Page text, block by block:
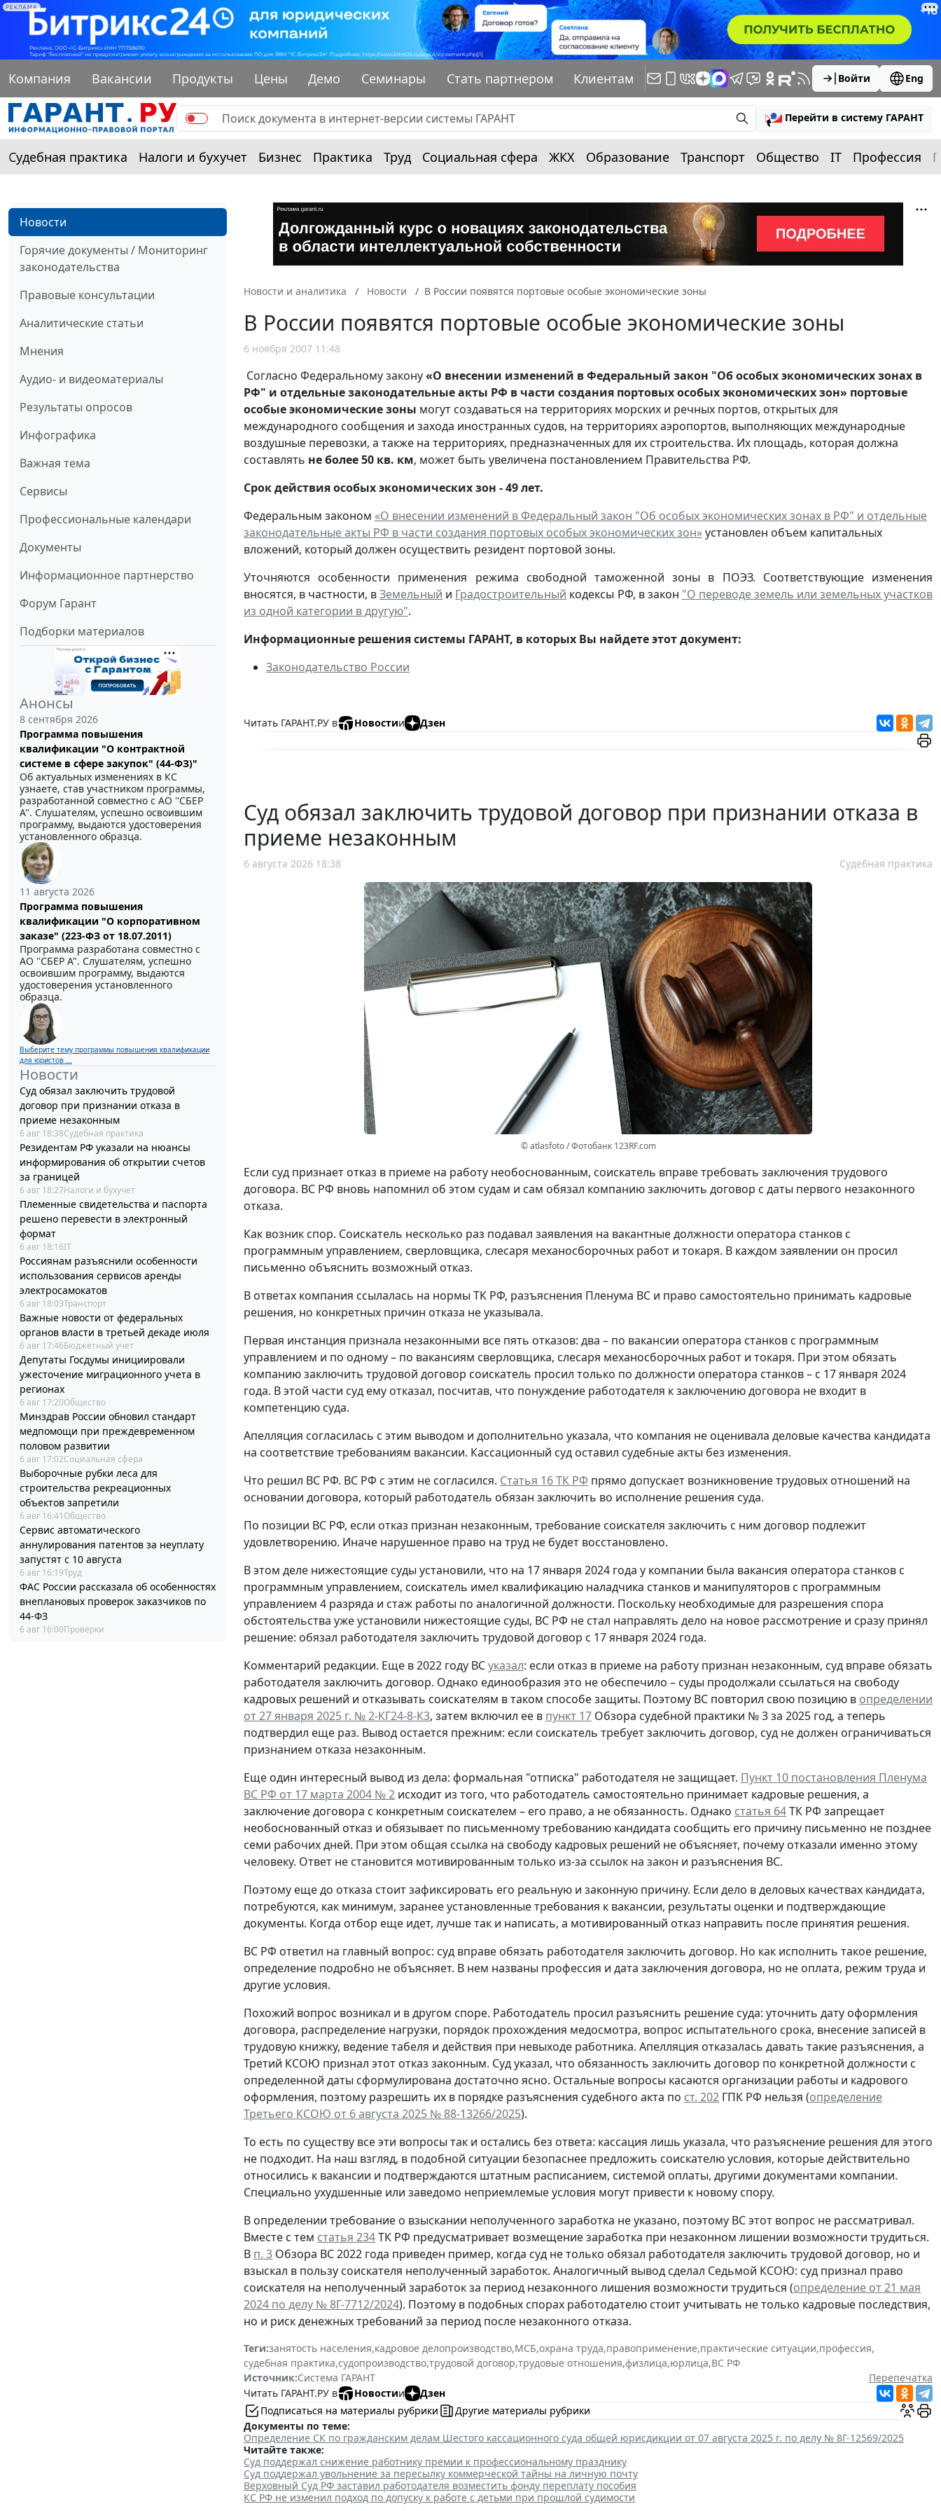
РЕКЛАМА
Компания Вакансии Продукты Цены Демо Семинары Стать партнером Клиентам Войти Eng
Перейти в систему ГАРАНТ
Судебная практика Налоги и бухучет Бизнес Практика Труд Социальная сфера ЖКХ Образование Транспорт Общество IT Профессия
Новости
Горячие документы / Мониторинг
законодательства
Правовые консультации
Аналитические статьи
Мнения
Аудио- и видеоматериалы
Результаты опросов
Инфографика
Важная тема
Сервисы
Профессиональные календари
Документы
Информационное партнерство
Форум Гарант
Подборки материалов
Анонсы
8 сентября 2026
Программа повышения
квалификации "О контрактной
системе в сфере закупок" (44-ФЗ)"
Об актуальных изменениях в КС
узнаете, став участником программы,
разработанной совместно с АО ''СБЕР
А". Слушателям, успешно освоившим
программу, выдаются удостоверения
установленного образца.
11 августа 2026
Программа повышения
квалификации "О корпоративном
заказе" (223-ФЗ от 18.07.2011)
Программа разработана совместно с
АО ''СБЕР А". Слушателям, успешно
освоившим программу, выдаются
удостоверения установленного
образца.
Выберите тему программы повышения квалификации
для юристов ...
Новости
Суд обязал заключить трудовой
договор при признании отказа в
приеме незаконным
6 авг 18:38Судебная практика
Резидентам РФ указали на нюансы
информирования об открытии счетов
за границей
6 авг 18:27Налоги и бухучет
Племенные свидетельства и паспорта
решено перевести в электронный
формат
6 авг 18:16IT
Россиянам разъяснили особенности
использования сервисов аренды
электросамокатов
6 авг 18:03Транспорт
Важные новости от федеральных
органов власти в третьей декаде июля
6 авг 17:46Бюджетный учет
Депутаты Госдумы инициировали
ужесточение миграционного учета в
регионах
6 авг 17:20Общество
Минздрав России обновил стандарт
медпомощи при преждевременном
половом развитии
6 авг 17:02Социальная сфера
Выборочные рубки леса для
строительства рекреационных
объектов запретили
6 авг 16:41 Общество
Сервис автоматического
аннулирования патентов за неуплату
запустят с 10 августа
6 авг 16:19Труд
ФАС России рассказала об особенностях
внеплановых проверок заказчиков по
44-ФЗ
6 авг 16:00Проверки
Новости и аналитика Новости В России появятся портовые особые экономические зоны
В России появятся портовые особые экономические зоны
6 ноября 2007 11:48
Согласно Федеральному закону«О внесении изменений в Федеральный закон "Об особых экономических зонах в
РФ" и отдельные законодательные акты РФ в части создания портовых особых экономических зон» портовые
особые экономические зоны могут создаваться на территориях морских и речных портов, открытых для
международного сообщения и захода иностранных судов, на территориях аэропортов, выполняющих международные
воздушные перевозки, а также на территориях, предназначенных для их строительства. Их площадь, которая должна
составлять не более 50 кв. км, может быть увеличена постановлением Правительства РФ.
Срок действия особых экономических зон - 49 лет.
Федеральным законом «О внесении изменений в Федеральный закон "Об особых экономических зонах в РФ" и отдельные
законодательные акты РФ в части создания портовых особых экономических зон»установлен объем капитальных
вложений, который должен осуществить резидент портовой зоны.
Уточняются особенности применения режима свободной таможенной зоны в ПОЭЗ. Соответствующие изменения
вносятся, в частности, вЗемельный и Градостроительный кодексы РФ, в закон "О переводе земель или земельных участков
из одной категории в другую".
Информационные решения системы ГАРАНТ, в которых Вы найдете этот документ:
Законодательство России
Читать ГАРАНТ.РУ в Новостии Дзен
Суд обязал заключить трудовой договор при признании отказа в
приеме незаконным
6 августа 2026 18:38 Судебная практика
© atlasfoto / Фотобанк 123RF.com
Если суд признает отказ в приеме на работу необоснованным, соискатель вправе требовать заключения трудового
договора. ВС РФ вновь напомнил об этом судам и сам обязал компанию заключить договор с даты первого незаконного
отказа.
Как возник спор. Соискатель несколько раз подавал заявления на вакантные должности оператора станков с
программным управлением, сверловщика, слесаря механосборочных работ и токаря. В каждом заявлении он просил
письменно объяснить возможный отказ.
В ответах компания ссылалась на нормы ТК РФ, разъяснения Пленума ВС и право самостоятельно принимать кадровые
решения, но конкретных причин отказа не указывала.
Первая инстанция признала незаконными все пять отказов: два – по вакансии оператора станков с программным
управлением и по одному – по вакансиям сверловщика, слесаря механосборочных работ и токаря. При этом обязать
компанию заключить трудовой договор соискатель просил только по должности оператора станков – с 17 января 2024
года. В этой части суд ему отказал, посчитав, что понуждение работодателя к заключению договора не входит в
компетенцию суда.
Апелляция согласилась с этим выводом и дополнительно указала, что компания не оценивала деловые качества кандидата
на соответствие требованиям вакансии. Кассационный суд оставил судебные акты без изменения.
Что решил ВС РФ. ВС РФ с этим не согласился. Статья 16 ТК РФ прямо допускает возникновение трудовых отношений на
основании договора, который работодатель обязан заключить во исполнение решения суда.
По позиции ВС РФ, если отказ признан незаконным, требование соискателя заключить с ним договор подлежит
удовлетворению. Иначе нарушенное право на труд не будет восстановлено.
В этом деле нижестоящие суды установили, что на 17 января 2024 года у компании была вакансия оператора станков с
программным управлением, соискатель имел квалификацию наладчика станков и манипуляторов с программным
управлением 4 разряда и стаж работы по аналогичной должности. Поскольку необходимые для разрешения спора
обстоятельства уже установили нижестоящие суды, ВС РФ не стал направлять дело на новое рассмотрение и сразу принял
решение: обязал работодателя заключить трудовой договор с 17 января 2024 года.
Комментарий редакции. Еще в 2022 году ВСуказал: если отказ в приеме на работу признан незаконным, суд вправе обязать
работодателя заключить договор. Однако единообразия это не обеспечило – суды продолжали ссылаться на свободу
кадровых решений и отказывать соискателям в таком способе защиты. Поэтому ВС повторил свою позицию в определении
от 27 января 2025 г. № 2-КГ24-8-К3, затем включил ее в пункт 17 Обзора судебной практики № 3 за 2025 год, а теперь
подтвердил еще раз. Вывод остается прежним: если соискатель требует заключить договор, суд не должен ограничиваться
признанием отказа незаконным.
Еще один интересный вывод из дела: формальная "отписка" работодателя не защищает. Пункт 10 постановления Пленума
ВС РФ от 17 марта 2004 № 2 исходит из того, что работодатель самостоятельно принимает кадровые решения, а
заключение договора с конкретным соискателем – его право, а не обязанность. Однако статья 64ТК РФ запрещает
необоснованный отказ и обязывает по письменному требованию кандидата сообщить его причину письменно не позднее
семи рабочих дней. При этом общая ссылка на свободу кадровых решений не объясняет, почему отказали именно этому
человеку. Ответ не становится мотивированным только из-за ссылок на закон и разъяснения ВС.
Поэтому еще до отказа стоит зафиксировать его реальную и законную причину. Если дело в деловых качествах кандидата,
потребуются, как минимум, заранее установленные требования к вакансии, результаты оценки и подтверждающие
документы. Когда отбор еще идет, лучше так и написать, а мотивированный отказ направить после принятия решения.
ВС РФ ответил на главный вопрос: суд вправе обязать работодателя заключить договор. Но как исполнить такое решение,
определение подробно не объясняет. В нем названы профессия и дата заключения договора, но не оплата, режим труда и
другие условия.
Похожий вопрос возникал и в другом споре. Работодатель просил разъяснить решение суда: уточнить дату оформления
договора, распределение нагрузки, порядок прохождения медосмотра, вопрос испытательного срока, внесение записей в
трудовую книжку, ведение табеля и действия при невыходе работника. Апелляция отказалась давать такие разъяснения, а
Третий КСОЮ признал этот отказ законным. Суд указал, что обязанность заключить договор по конкретной должности с
определенной даты сформулирована достаточно ясно. Остальные вопросы касаются организации работы и кадрового
оформления, поэтому разрешить их в порядке разъяснения судебного акта по ст. 202 ГПК РФ нельзя (определение
Третьего КСОЮ от 6 августа 2025 № 88-13266/2025).
То есть по существу все эти вопросы так и остались без ответа: кассация лишь указала, что разъяснение решения для этого
не подходит. На наш взгляд, в подобной ситуации безопаснее предложить соискателю условия, которые действительно
относились к вакансии и подтверждаются штатным расписанием, системой оплаты, другими документами компании.
Специально ухудшенные или заведомо неприемлемые условия могут привести к новому спору.
В определении требование о взыскании неполученного заработка не указано, поэтому ВС этот вопрос не рассматривал.
Вместе с тем статья 234ТК РФ предусматривает возмещение заработка при незаконном лишении возможности трудиться.
В п. 3 Обзора ВС 2022 года приведен пример, когда суд не только обязал работодателя заключить трудовой договор, но и
взыскал в пользу соискателя неполученный заработок. Аналогичный вывод сделал Седьмой КСОЮ: суд признал право
соискателя на неполученный заработок за период незаконного лишения возможности трудиться (определение от 21 мая
2024 по делу № 8Г-7712/2024). Поэтому в подобных спорах работодателю стоит учитывать не только кадровые последствия,
но и риск денежных требований за период после незаконного отказа.
Теги:занятость населения,кадровое делопроизводство,МСБ,охрана труда,правоприменение,практические ситуации,профессия,
судебная практика,судопроизводство,трудовой договор,трудовые отношения,физлица,юрлица,ВС РФ
Источник:Система ГАРАНТ
Перепечатка
Читать ГАРАНТ.РУ в
Новостии
Дзен
Подписаться на материалы рубрики
Другие материалы рубрики
Документы по теме:
Определение СК по гражданским делам Шестого кассационного суда общей юрисдикции от 07 августа 2025 г. по делу № 8Г-12569/2025
Читайте также:
Суд поддержал снижение работнику премии к профессиональному празднику
Суд поддержал увольнение за пересылку коммерческой тайны на личную почту
Верховный Суд РФ заставил работодателя возместить фонду переплату пособия
КС РФ не изменил подход по допуску к работе с детьми при прошлой судимости